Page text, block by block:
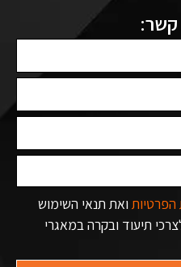
קשר:
הפרטיות ואת תנאי השימוש
תיעוד ובקרה במאגרי